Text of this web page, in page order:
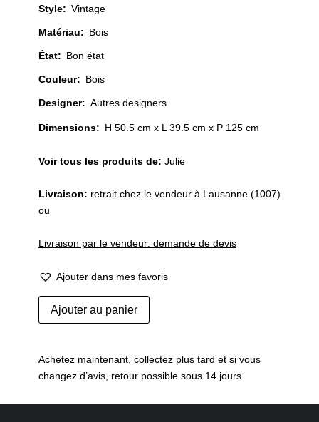
Style: Vintage
Matériau: Bois
État: Bon état
Couleur: Bois
Designer: Autres designers
Dimensions: H 50.5 cm x L 39.5 cm x P 125 cm
Voir tous les produits de: Julie
Livraison: retrait chez le vendeur à Lausanne (1007)
ou
Livraison par le vendeur: demande de devis
Ajouter dans mes favoris
quantité
de
tiroirs
Ajouter au panier
Achetez maintenant, collectez plus tard et si vous
changez d’avis, retour possible sous 14 jours